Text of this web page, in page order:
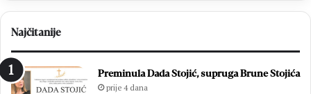
Najčitanije
Preminula Dada Stojić, supruga Brune Stojića
prije 4 dana